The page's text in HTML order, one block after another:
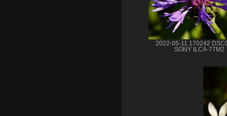
2022-05-11 170242
SONY ILCA-77M2